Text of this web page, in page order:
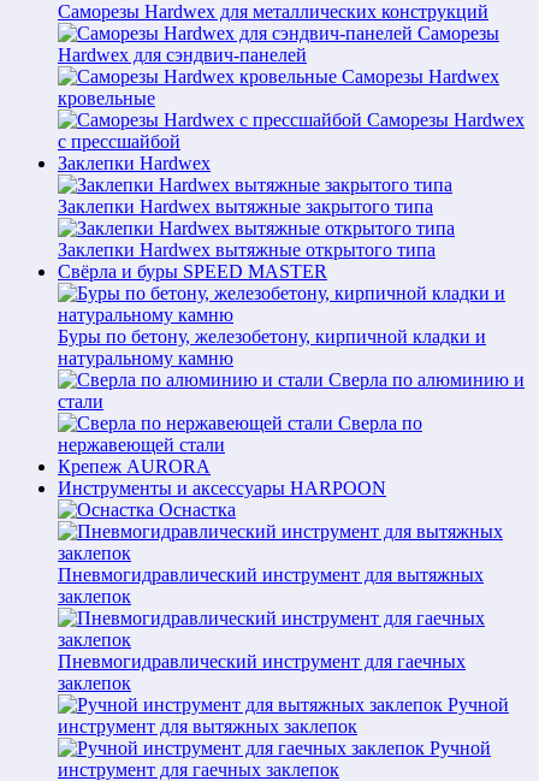
Саморезы Hardwex для металлических конструкций
Саморезы
Hardwex для сэндвич-панелей
Саморезы Hardwex
кровельные
Саморезы Hardwex
с прессшайбой
Заклепки Hardwex
Заклепки Hardwex вытяжные закрытого типа
Заклепки Hardwex вытяжные открытого типа
Свёрла и буры SPEED MASTER
Буры по бетону, железобетону, кирпичной кладки и
натуральному камню
Сверла по алюминию и
стали
Сверла по
нержавеющей стали
Крепеж AURORA
Инструменты и аксессуары HARPOON
Оснастка
Пневмогидравлический инструмент для вытяжных
заклепок
Пневмогидравлический инструмент для гаечных
заклепок
Ручной
инструмент для вытяжных заклепок
Ручной
инструмент для гаечных заклепок